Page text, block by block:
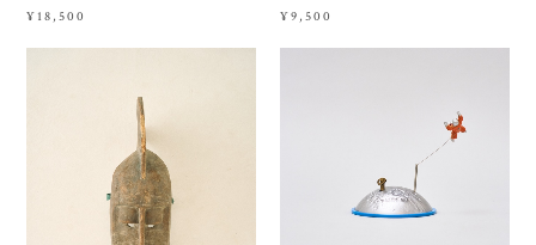
¥18,500 ¥9,500